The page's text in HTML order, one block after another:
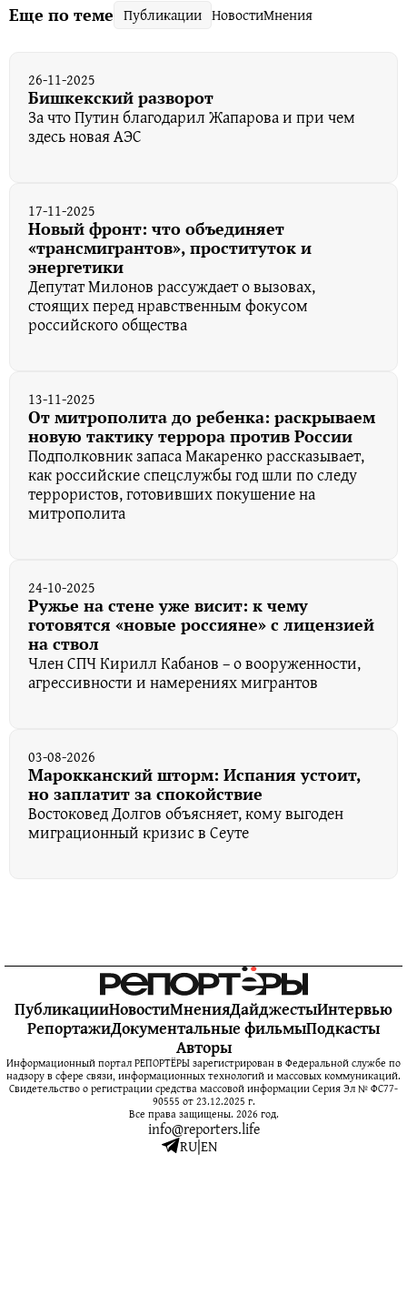
Еще по теме Публикации НовостиМнения
26-11-2025
Бишкекский разворот
За что Путин благодарил Жапарова и при чем
здесь новая АЭС
17-11-2025
Новый фронт: что объединяет
«трансмигрантов», проституток и
энергетики
Депутат Милонов рассуждает о вызовах,
стоящих перед нравственным фокусом
российского общества
13-11-2025
От митрополита до ребенка: раскрываем
новую тактику террора против России
Подполковник запаса Макаренко рассказывает,
как российские спецслужбы год шли по следу
террористов, готовивших покушение на
митрополита
24-10-2025
Ружье на стене уже висит: к чему
готовятся «новые россияне» с лицензией
на ствол
Член СПЧ Кирилл Кабанов – о вооруженности,
агрессивности и намерениях мигрантов
03-08-2026
Марокканский шторм: Испания устоит,
но заплатит за спокойствие
Востоковед Долгов объясняет, кому выгоден
миграционный кризис в Сеуте
ПубликацииНовостиМненияДайджестыИнтервью
РепортажиДокументальные фильмыПодкасты
Авторы
Информационный портал РЕПОРТЁРЫ зарегистрирован в Федеральной службе по
надзору в сфере связи, информационных технологий и массовых коммуникаций.
Свидетельство о регистрации средства массовой информации Серия Эл № ФС77-
90555 от 23.12.2025 г.
Все права защищены. 2026 год.
info@reporters.life
RU|EN